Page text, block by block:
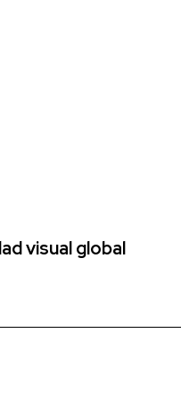
visual global